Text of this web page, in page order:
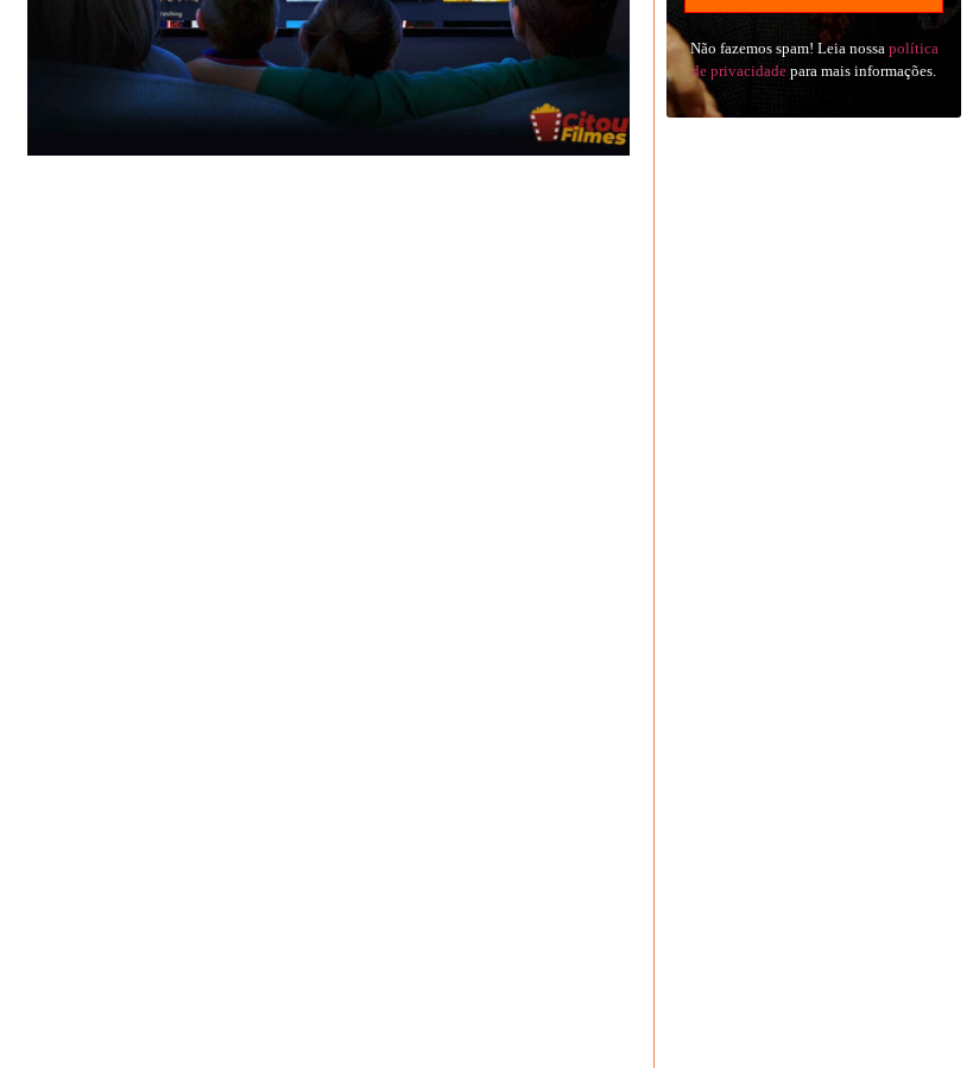
Não fazemos spam! Leia nossa política
de privacidade para mais informações.